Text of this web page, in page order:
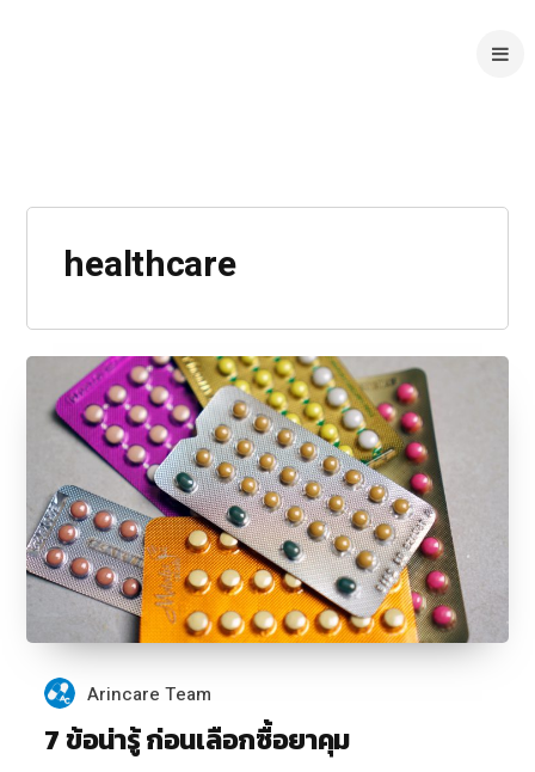
healthcare
Arincare Team
7 ข้อน่ารู้ ก่อนเลือกซื้อยาคุม